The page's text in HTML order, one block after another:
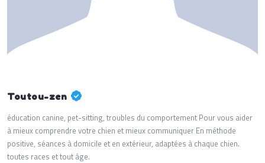
Toutou-zen
éducation canine, pet-sitting, troubles du comportement Pour vous aider
à mieux comprendre votre chien et mieux communiquer En méthode
positive, séances à domicile et en extérieur, adaptées à chaque chien.
toutes races et tout âge.